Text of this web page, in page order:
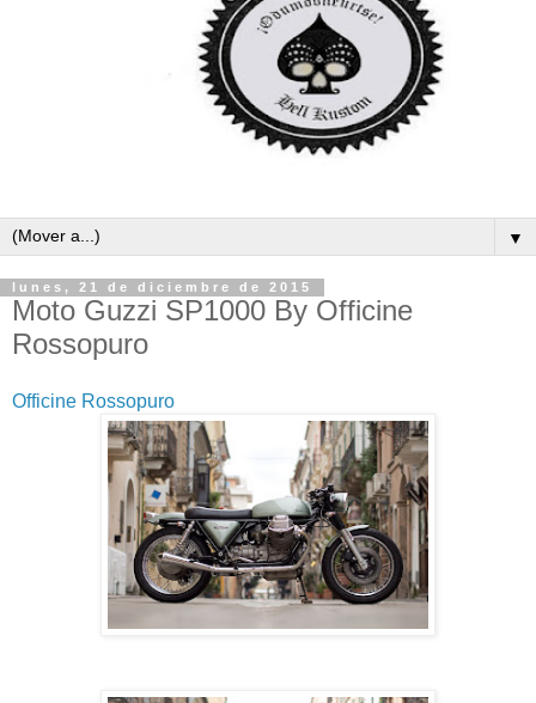
▼
lunes, 21 de diciembre de 2015
Moto Guzzi SP1000 By Officine
Rossopuro
Officine Rossopuro